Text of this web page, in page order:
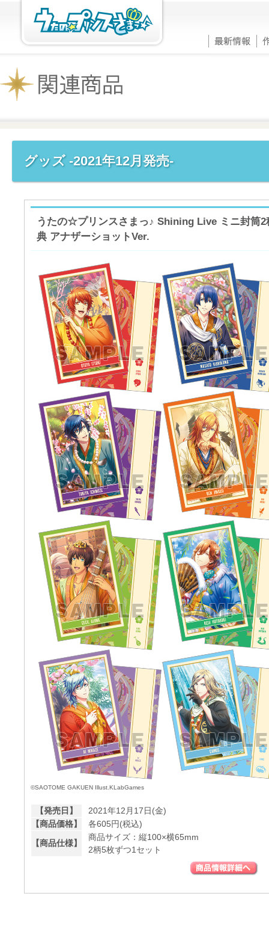
グッズ -2021年12月発売-
うたの☆プリンスさまっ♪ Shining Live ミニ封筒2
典 アナザーショットVer.
©SAOTOME GAKUEN Illust.KLabGames
【発売日】
2021年12月17日(金)
【商品価格】
各605円(税込)
【商品仕様】
商品サイズ：縦100×横65mm
2柄5枚ずつ1セット